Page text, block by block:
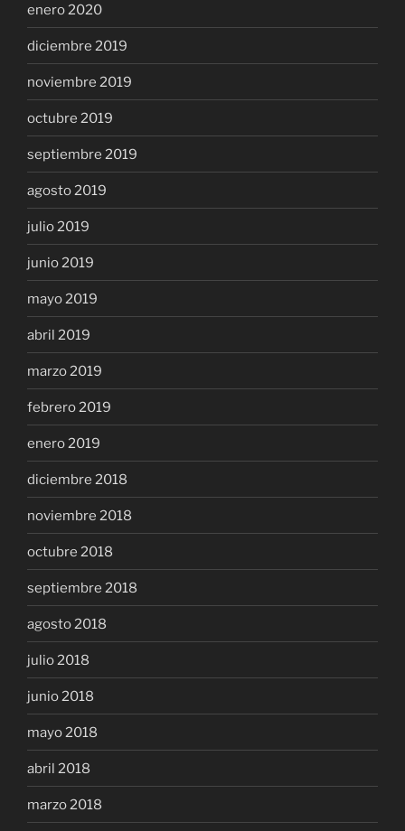
enero 2020
diciembre 2019
noviembre 2019
octubre 2019
septiembre 2019
agosto 2019
julio 2019
junio 2019
mayo 2019
abril 2019
marzo 2019
febrero 2019
enero 2019
diciembre 2018
noviembre 2018
octubre 2018
septiembre 2018
agosto 2018
julio 2018
junio 2018
mayo 2018
abril 2018
marzo 2018